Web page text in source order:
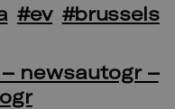
#ev #brussels
newsautogr –